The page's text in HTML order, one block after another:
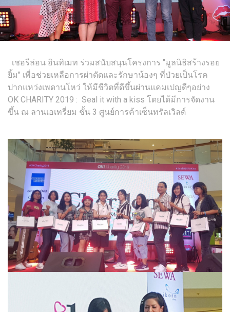
เชอรีล่อน อินทิเมท ร่วมสนับสนุนโครงการ "มูลนิธิสร้างรอย
ยิ้ม" เพื่อช่วยเหลือการผ่าตัดและรักษาน้องๆ ที่ป่วยเป็นโรค
ปากแหว่งเพดานโหว่ ให้มีชีวิตที่ดีขึ้นผ่านแคมเปญดีๆอย่าง
OK CHARITY 2019 : Seal it with a kiss โดยได้มีการจัดงาน
ขึ้น ณ ลานเอเทรี่ยม ชั้น 3 ศูนย์การค้าเซ็นทรัลเวิลด์